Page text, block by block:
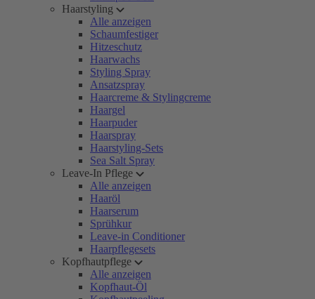
Haarstyling
Alle anzeigen
Schaumfestiger
Hitzeschutz
Haarwachs
Styling Spray
Ansatzspray
Haarcreme & Stylingcreme
Haargel
Haarpuder
Haarspray
Haarstyling-Sets
Sea Salt Spray
Leave-In Pflege
Alle anzeigen
Haaröl
Haarserum
Sprühkur
Leave-in Conditioner
Haarpflegesets
Kopfhautpflege
Alle anzeigen
Kopfhaut-Öl